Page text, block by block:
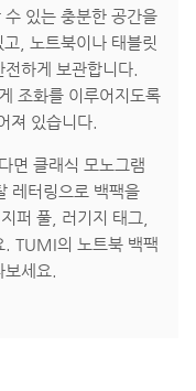
있는 충분한 공간을
, 노트북이나 태블릿
하게 보관합니다.
조화를 이루어지도록
져 있습니다.
면 클래식 모노그램
레터링으로 백팩을
퍼 풀, 러기지 태그,
. TUMI의 노트북 백팩
세요.